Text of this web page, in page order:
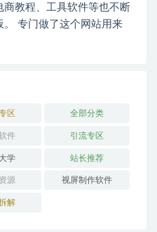
商教程、工具软件等也不断
。 专门做了这个网站用来
区 全部分类
件 引流专区
学 站长推荐
源 视屏制作软件
解